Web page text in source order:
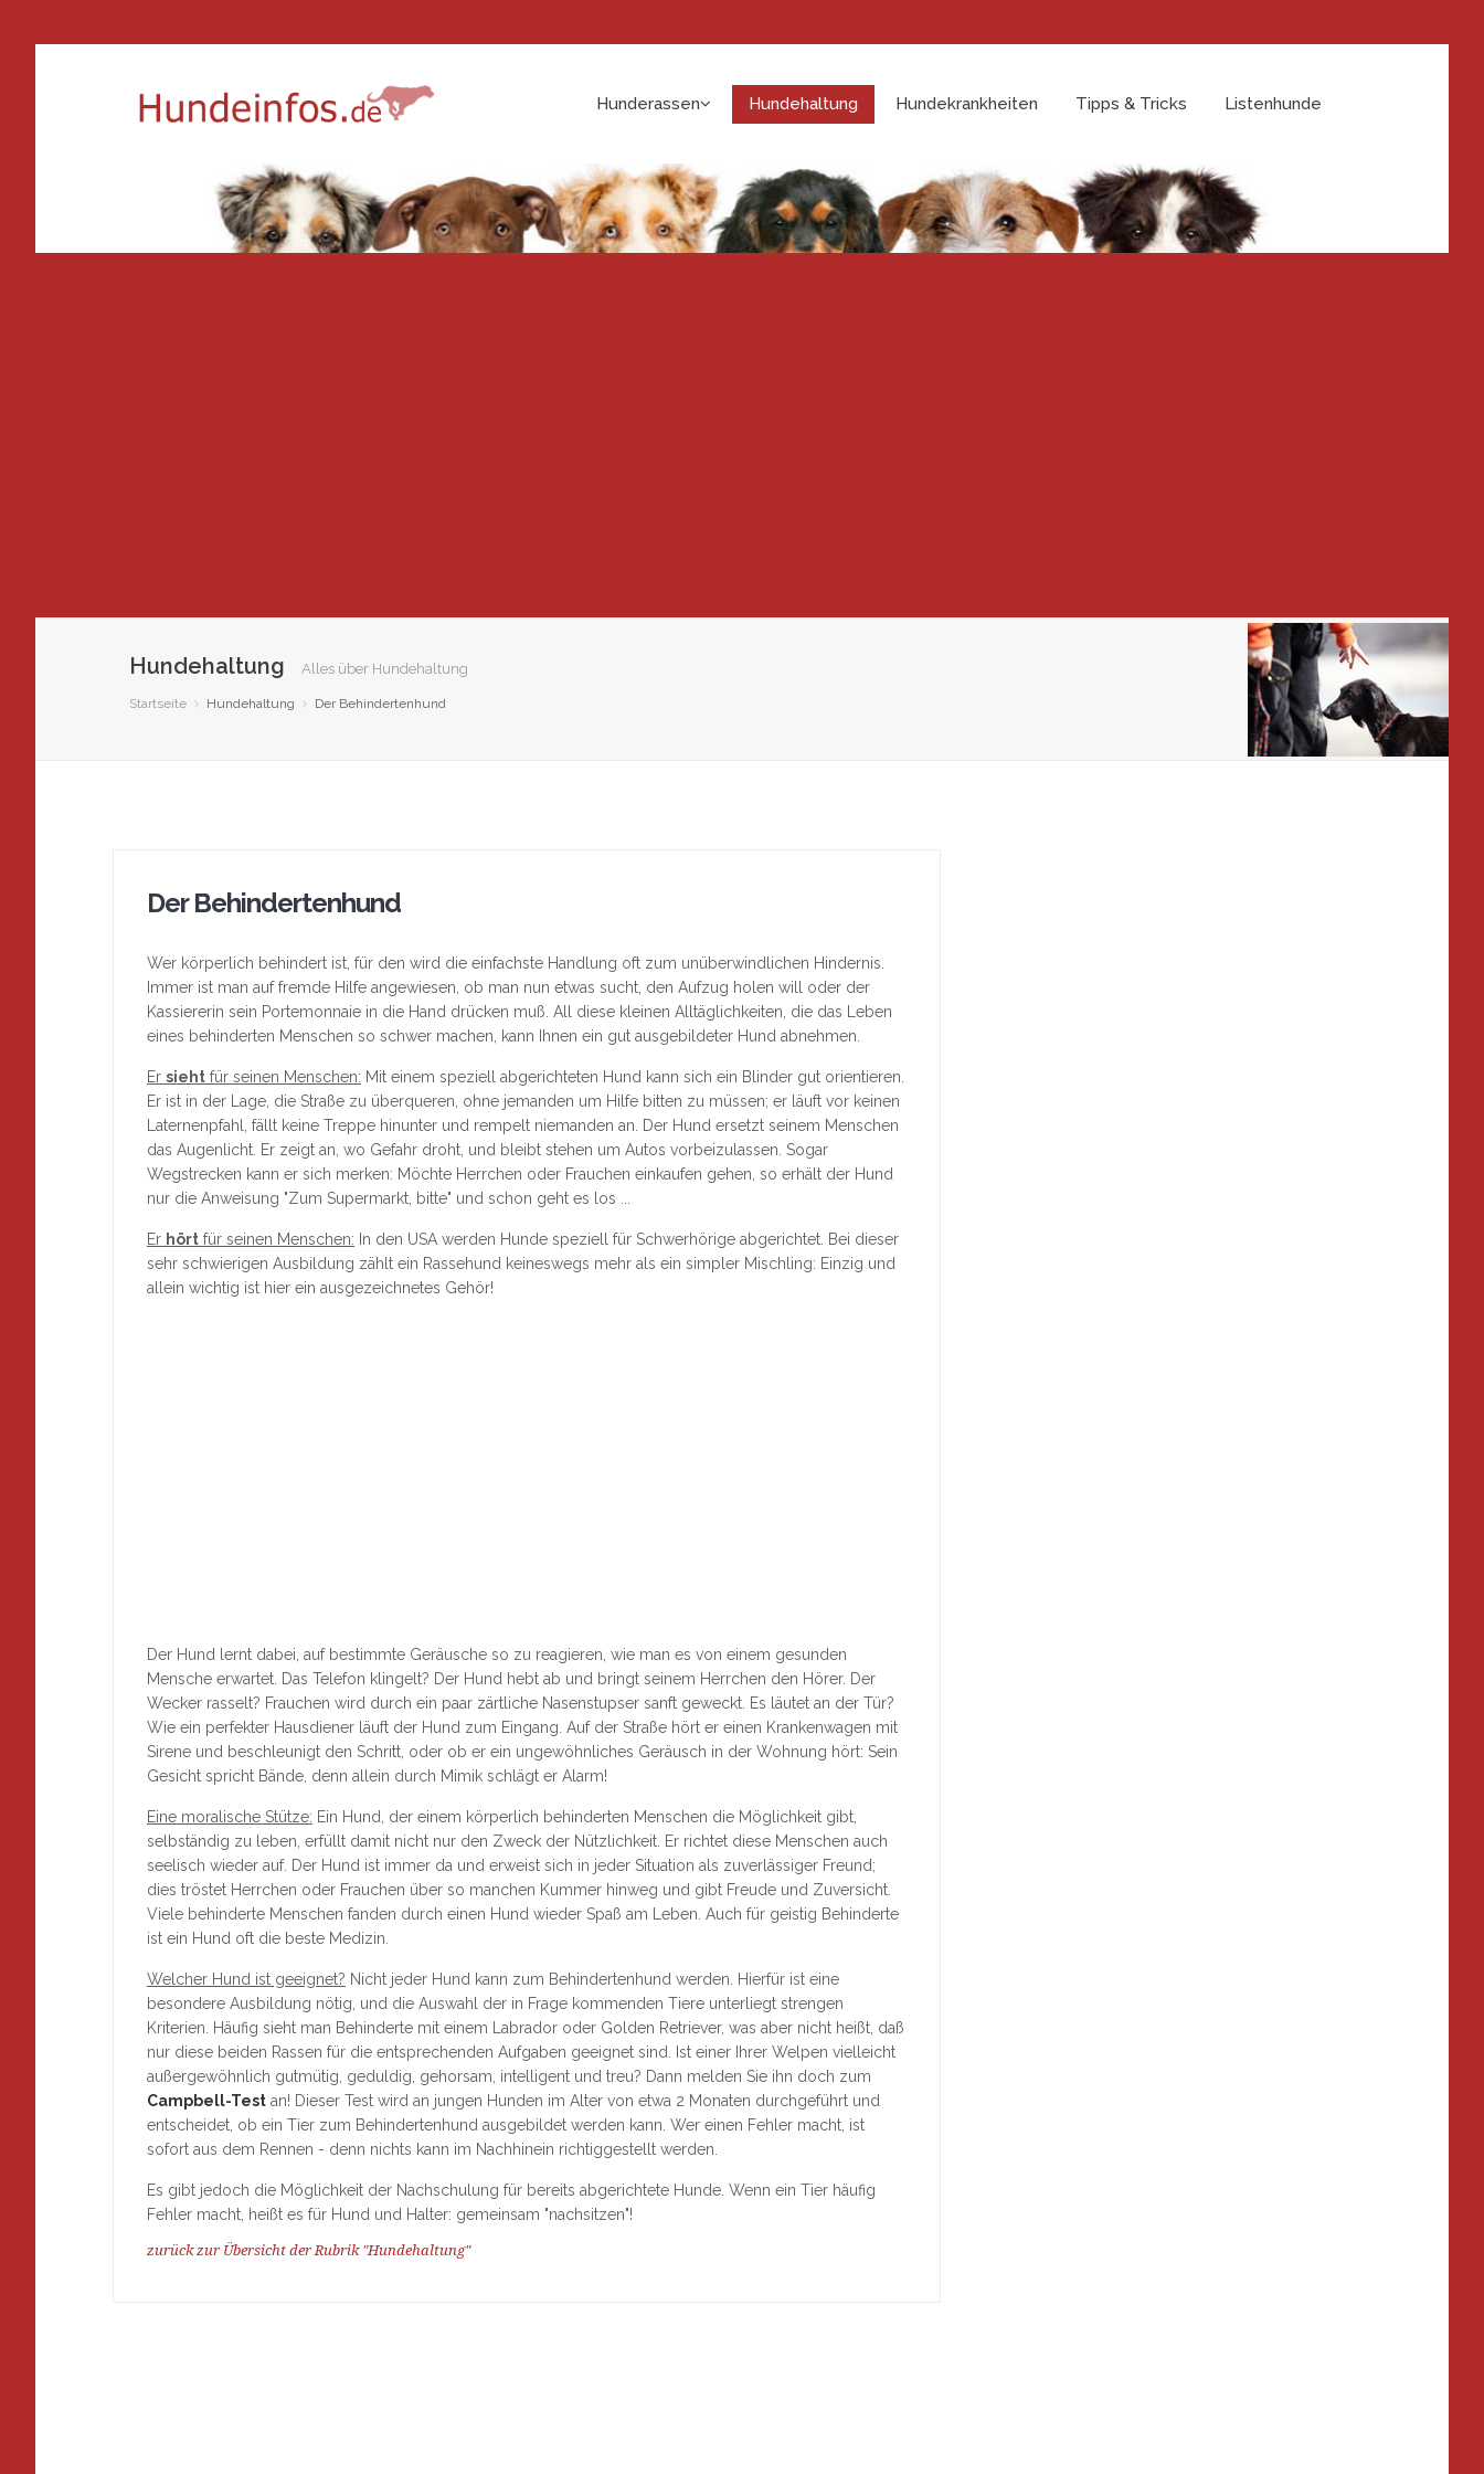
Hunderassen Hundehaltung Hundekrankheiten Tipps & Tricks Listenhunde
Hundehaltung Alles über Hundehaltung
Startseite Hundehaltung Der Behindertenhund
Der Behindertenhund
Wer körperlich behindert ist, für den wird die einfachste Handlung oft zum unüberwindlichen Hindernis.
Immer ist man auf fremde Hilfe angewiesen, ob man nun etwas sucht, den Aufzug holen will oder der
Kassiererin sein Portemonnaie in die Hand drücken muß. All diese kleinen Alltäglichkeiten, die das Leben
eines behinderten Menschen so schwer machen, kann Ihnen ein gut ausgebildeter Hund abnehmen.
Er sieht für seinen Menschen: Mit einem speziell abgerichteten Hund kann sich ein Blinder gut orientieren.
Er ist in der Lage, die Straße zu überqueren, ohne jemanden um Hilfe bitten zu müssen; er läuft vor keinen
Laternenpfahl, fällt keine Treppe hinunter und rempelt niemanden an. Der Hund ersetzt seinem Menschen
das Augenlicht. Er zeigt an, wo Gefahr droht, und bleibt stehen um Autos vorbeizulassen. Sogar
Wegstrecken kann er sich merken: Möchte Herrchen oder Frauchen einkaufen gehen, so erhält der Hund
nur die Anweisung "Zum Supermarkt, bitte" und schon geht es los ...
Er hört für seinen Menschen: In den USA werden Hunde speziell für Schwerhörige abgerichtet. Bei dieser
sehr schwierigen Ausbildung zählt ein Rassehund keineswegs mehr als ein simpler Mischling: Einzig und
allein wichtig ist hier ein ausgezeichnetes Gehör!
Der Hund lernt dabei, auf bestimmte Geräusche so zu reagieren, wie man es von einem gesunden
Mensche erwartet. Das Telefon klingelt? Der Hund hebt ab und bringt seinem Herrchen den Hörer. Der
Wecker rasselt? Frauchen wird durch ein paar zärtliche Nasenstupser sanft geweckt. Es läutet an der Tür?
Wie ein perfekter Hausdiener läuft der Hund zum Eingang. Auf der Straße hört er einen Krankenwagen mit
Sirene und beschleunigt den Schritt, oder ob er ein ungewöhnliches Geräusch in der Wohnung hört: Sein
Gesicht spricht Bände, denn allein durch Mimik schlägt er Alarm!
Eine moralische Stütze: Ein Hund, der einem körperlich behinderten Menschen die Möglichkeit gibt,
selbständig zu leben, erfüllt damit nicht nur den Zweck der Nützlichkeit. Er richtet diese Menschen auch
seelisch wieder auf. Der Hund ist immer da und erweist sich in jeder Situation als zuverlässiger Freund;
dies tröstet Herrchen oder Frauchen über so manchen Kummer hinweg und gibt Freude und Zuversicht.
Viele behinderte Menschen fanden durch einen Hund wieder Spaß am Leben. Auch für geistig Behinderte
ist ein Hund oft die beste Medizin.
Welcher Hund ist geeignet? Nicht jeder Hund kann zum Behindertenhund werden. Hierfür ist eine
besondere Ausbildung nötig, und die Auswahl der in Frage kommenden Tiere unterliegt strengen
Kriterien. Häufig sieht man Behinderte mit einem Labrador oder Golden Retriever, was aber nicht heißt, daß
nur diese beiden Rassen für die entsprechenden Aufgaben geeignet sind. Ist einer Ihrer Welpen vielleicht
außergewöhnlich gutmütig, geduldig, gehorsam, intelligent und treu? Dann melden Sie ihn doch zum
Campbell-Test an! Dieser Test wird an jungen Hunden im Alter von etwa 2 Monaten durchgeführt und
entscheidet, ob ein Tier zum Behindertenhund ausgebildet werden kann. Wer einen Fehler macht, ist
sofort aus dem Rennen - denn nichts kann im Nachhinein richtiggestellt werden.
Es gibt jedoch die Möglichkeit der Nachschulung für bereits abgerichtete Hunde. Wenn ein Tier häufig
Fehler macht, heißt es für Hund und Halter: gemeinsam "nachsitzen"!
zurück zur Übersicht der Rubrik "Hundehaltung"